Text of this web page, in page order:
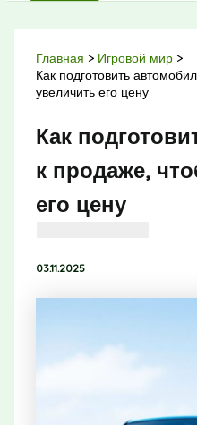
Главная
Игровой мир
Как подготовить
увеличить его цену
Как
к продаже,
его цену
03.11.2025